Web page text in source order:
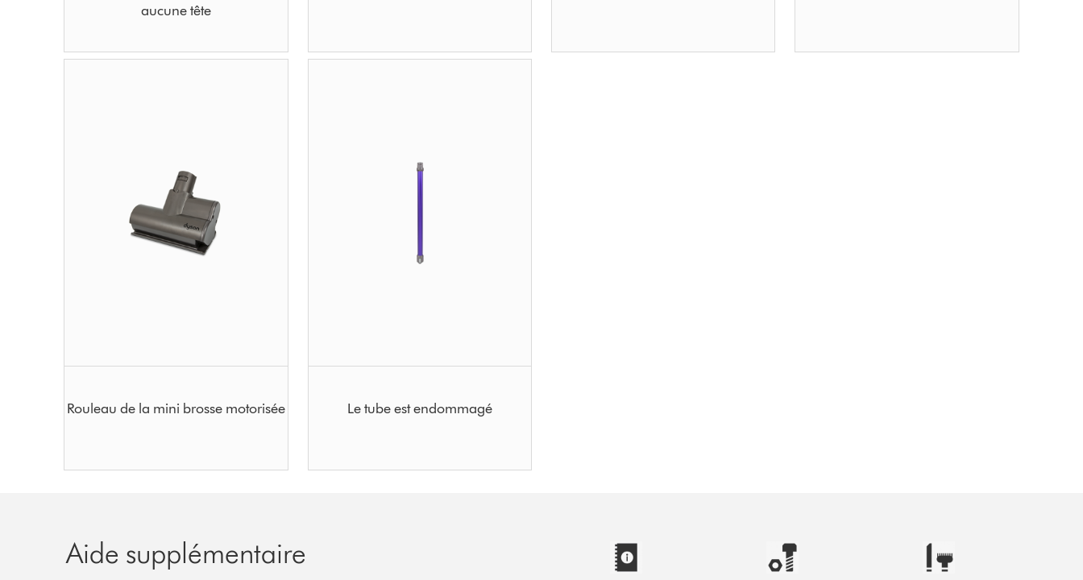
aucune tête
Rouleau de la mini brosse motorisée Le tube est endommagé
Aide supplémentaire